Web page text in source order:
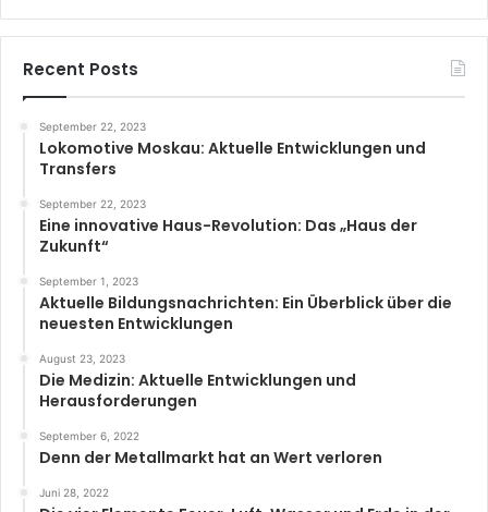
Recent Posts
September 22, 2023
Lokomotive Moskau: Aktuelle Entwicklungen und
Transfers
September 22, 2023
Eine innovative Haus-Revolution: Das „Haus der
Zukunft“
September 1, 2023
Aktuelle Bildungsnachrichten: Ein Überblick über die
neuesten Entwicklungen
August 23, 2023
Die Medizin: Aktuelle Entwicklungen und
Herausforderungen
September 6, 2022
Denn der Metallmarkt hat an Wert verloren
Juni 28, 2022